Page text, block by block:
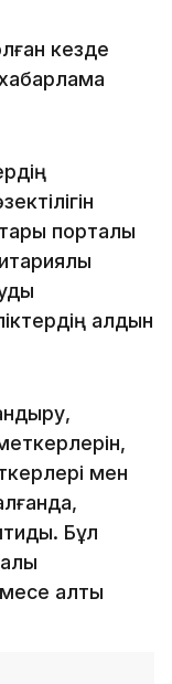
кезде
порталы
алдын
мен
Бұл
алты